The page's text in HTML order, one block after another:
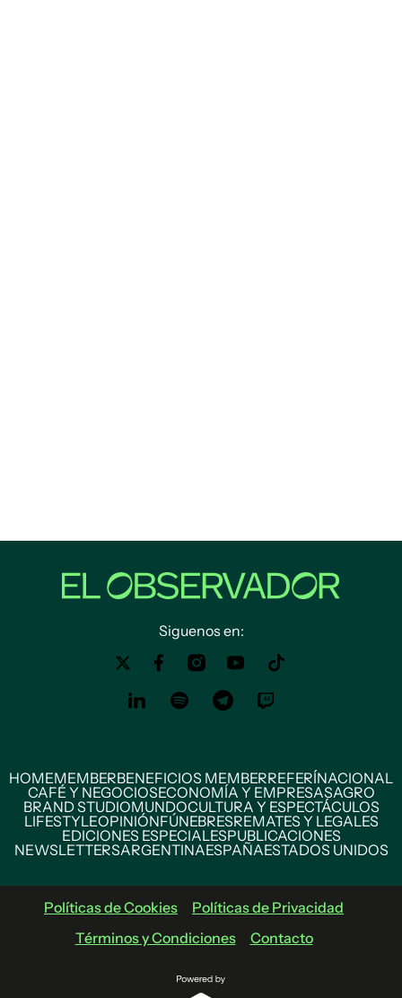
Siguenos en:
HOMEMEMBERBENEFICIOS MEMBERREFERÍNACIONAL
CAFÉ Y NEGOCIOSECONOMÍA Y EMPRESASAGRO
BRAND STUDIOMUNDOCULTURA Y ESPECTÁCULOS
LIFESTYLEOPINIÓNFÚNEBRESREMATES Y LEGALES
EDICIONES ESPECIALESPUBLICACIONES
NEWSLETTERSARGENTINAESPAÑAESTADOS UNIDOS
Políticas de Cookies
Políticas de Privacidad
Términos y Condiciones
Contacto